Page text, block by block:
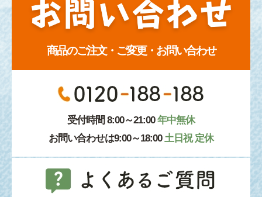
商品のご注文・ご変更・お問い合わせ
受付時間 8:00～21:00年中無休
お問い合わせは9:00～18:00 土日祝 定休